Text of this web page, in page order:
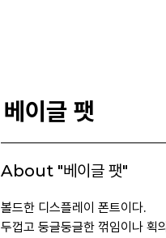
베이글 팻
About "베이글 팻"
볼드한 디스플레이 폰트이다.
두껍고 둥글둥글한 꺾임이나 획